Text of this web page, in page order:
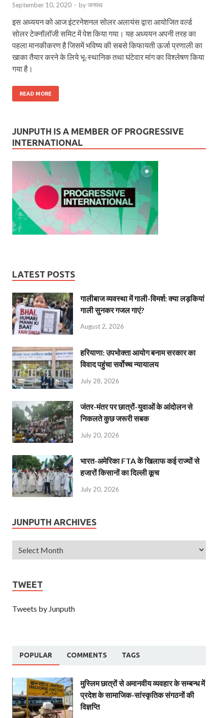
September 10, 2020 - byजनपथ
इस अध्‍ययन को आज इंटरनेशनल सोलर अलायंस द्वारा आयोजित वर्ल्‍ड
सोलर टेक्‍नॉलॉजी समिट में पेश किया गया। यह अध्‍ययन अपनी तरह का
पहला मानकीकरण है जिसमें भविष्‍य की सबसे किफायती ऊर्जा प्रणाली का
खाका तैयार करने के लिये भू-स्‍थानिक तथा घंटेवार मांग का विश्‍लेषण किया
गया है।
READ MORE
JUNPUTH IS A MEMBER OF PROGRESSIVE
INTERNATIONAL
LATEST POSTS
गालीबाज व्‍यवस्‍था में गाली-विमर्श: क्या लड़कियां
गाली सुनकर गजल गाएं?
August 2, 2026
हरियाणा: उपभोक्ता आयोग बनाम सरकार का
विवाद पहुंचा सर्वोच्च न्यायालय
July 28, 2026
जंतर-मंतर पर छात्रों-युवाओं के आंदोलन से
निकलते कुछ जरूरी सबक
July 20, 2026
भारत-अमेरिका FTA के खिलाफ कई राज्यों से
हजारों किसानों का दिल्ली कूच
July 20, 2026
JUNPUTH ARCHIVES
TWEET
Tweets by Junputh
POPULAR COMMENTS TAGS
मुस्लिम छात्रों से अमानवीय व्यवहार के सम्बन्ध में
प्रदेश के सामाजिक-सांस्कृतिक संगठनों की
विज्ञप्ति